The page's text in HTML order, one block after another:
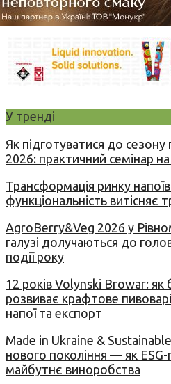
У тренді
Як підготуватися до
2026: практичний семінар
Трансформація ринку
функціональність витісняє
AgroBerry&Veg 2026 у
галузі долучаються до
події року
12 років Volynski Browar: як
розвиває крафтове
напої та експорт
Made in Ukraine &
нового покоління — як
майбутнє виноробства